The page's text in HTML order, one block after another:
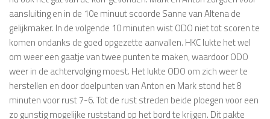
aansluiting en in de 10e minuut scoorde Sanne van Altena de
gelijkmaker. In de volgende 10 minuten wist ODO niet tot scoren te
komen ondanks de goed opgezette aanvallen. HKC lukte het wel
om weer een gaatje van twee punten te maken, waardoor ODO
weer in de achtervolging moest. Het lukte ODO om zich weer te
herstellen en door doelpunten van Anton en Mark stond het 8
minuten voor rust 7-6. Tot de rust streden beide ploegen voor een
zo gunstig mogelijke ruststand op het bord te krijgen. Dit pakte